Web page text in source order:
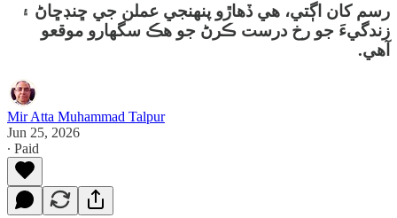
رسم کان اڳتي، هي ڏهاڙو پنهنجي عملن جي ڇنڊڇاڻ ۽
زندگيءَ جو رخ درست ڪرڻ جو هڪ سگهارو موقعو
آهي.
Mir Atta Muhammad Talpur
Jun 25, 2026
∙ Paid